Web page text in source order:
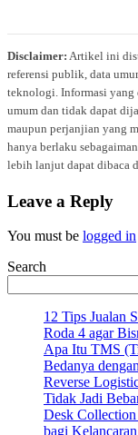
Disclaimer: Artikel ini
referensi publik, data
teknologi. Informasi yang
umum dan tidak dapat
maupun perjanjian yang
hanya berlaku
lebih lanjut dapat dibaca
Leave a Reply
You must be logged in
Search
12 Tips Jualan
Roda 4 agar
Apa Itu TMS
Bedanya
Reverse
Tidak Jadi
Desk Collection
bagi